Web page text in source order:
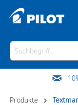
Produkte